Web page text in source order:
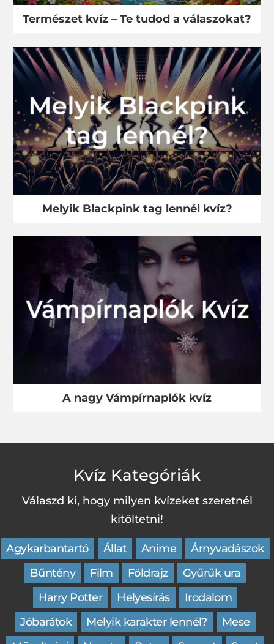
Természet kvíz – Te tudod a válaszokat?
Melyik Blackpink tag lennél kvíz?
A nagy Vámpírnaplók kvíz
Kvíz Kategóriák
Válaszd ki, hogy milyen kvízeket szeretnél
kitöltetni!
Agykarbantartó Állat Anime
Árnyvadászok
Bűntény
Film Földrajz
Gyűrűk ura
Harry Potter
Helyesírás
Irodalom
Jóbarátok
Melyik karakter lennél?
Mese